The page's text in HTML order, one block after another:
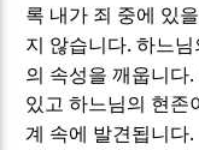
록 내가 죄 중에 있
지 않습니다.하느님
의 속성을 깨웁니다.
있고 하느님의 현존
계 속에 발견됩니다.